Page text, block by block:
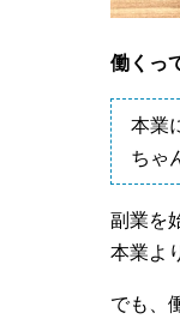
働くっ
本業
ちゃ
副業を
本業よ
でも、